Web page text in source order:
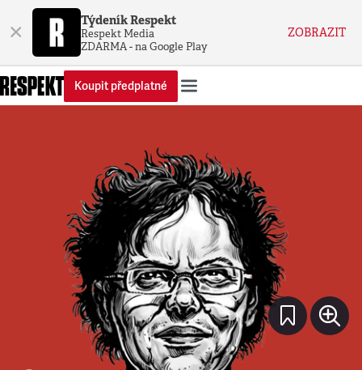
× Týdeník Respekt
Respekt Media
ZDARMA - na Google Play
ZOBRAZIT
Koupit předplatné